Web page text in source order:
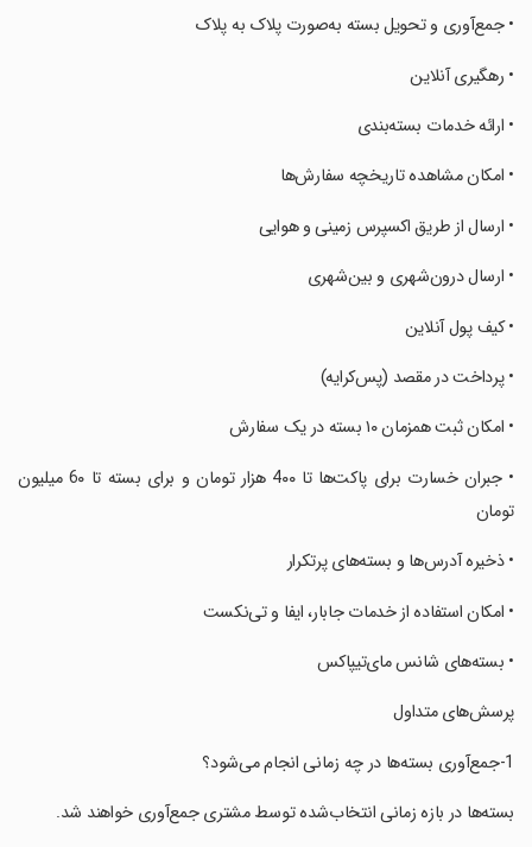
‏• ‏جمع‌آوری و تحویل بسته به‌صورت پلاک به پلاک
‏• ‏‏رهگیری آنلاین
‏• ‏ارائه خدمات بسته‌‎بندی
‏• ‏امکان مشاهده تاریخچه سفارش‌ها
‏• ارسال از طریق اکسپرس زمینی و هوایی
‏• ارسال درون‌شهری و بین‌شهری
‏• کیف پول آنلاین
‏• پرداخت در مقصد (پس‌کرایه)
‏• امکان ثبت همزمان ۱۰ بسته در یک سفارش
‏• جبران خسارت برای پاکت‌ها تا 4۰۰ هزار تومان و برای بسته تا 6۰ میلیون
تومان
‏• ‏ذخیره آدرس‌ها و بسته‌های پرتکرار
‏• امکان استفاده از خدمات جابار، ایفا و تی‌نکست
‏• بسته‌های شانس مای‌تیپاکس
‏‏پرسش‌های متداول
‏‏بسته‌ها در بازه زمانی انتخاب‌شده توسط مشتری جمع‌آوری خواهند شد.